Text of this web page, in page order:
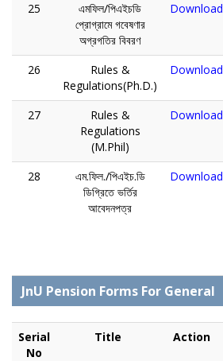
25
এমফিল/পিএইচডি
প্রোগ্রামে গবেষণার
অগ্রগতির বিবরণ
Download
26
Rules &
Regulations(Ph.D.)
Download
27
Rules &
Regulations
(M.Phil)
Download
28
এম.ফিল./পিএইচ.ডি
ডিগ্রিতে ভর্তির
আবেদনপত্র
Download
JnU Pension Forms For General
Serial
No
Title Action